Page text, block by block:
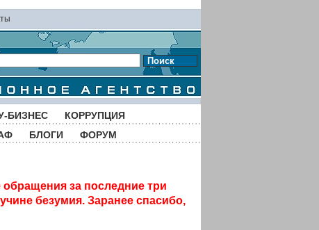
Поиск
БИЗНЕС
КОРРУПЦИЯ
БЛОГИ ФОРУМ
за последние три
безумия. Заранее спасибо,